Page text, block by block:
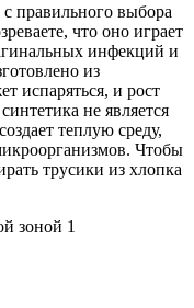
правильного выбора
что оно играет
инфекций и
из
испаряться, и рост
не является
теплую среду,
Чтобы
трусики из хлопка